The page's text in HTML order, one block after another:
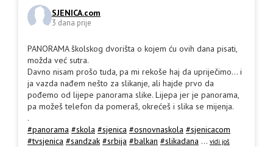
SJENICA.com
3 dana prije
PANORAMA školskog dvorišta o kojem ću ovih dana pisati,
možda već sutra.
Davno nisam prošo tuda, pa mi rekoše haj da upriječimo... i
ja vazda nađem nešto za slikanje, ali hajde prvo da
pođemo od lijepe panorama slike. Lijepa jer je panorama,
pa možeš telefon da pomeraš, okrećeš i slika se mijenja.
.
#panorama #skola #sjenica #osnovnaskola #sjenicacom
#tvsjenica #sandzak #srbija #balkan #slikadana ... vidi još